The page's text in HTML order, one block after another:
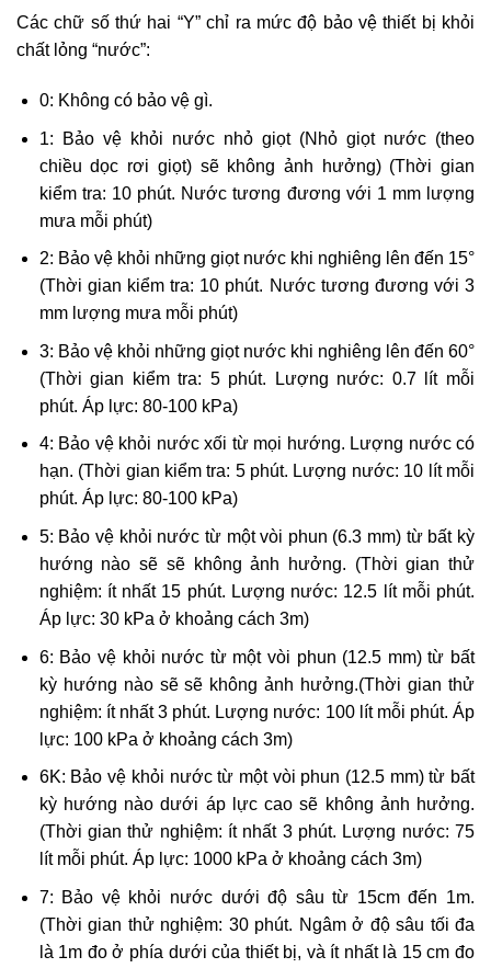
Các chữ số thứ hai “Y” chỉ ra mức độ bảo vệ thiết bị khỏi
chất lỏng “nước”:
0: Không có bảo vệ gì.
1: Bảo vệ khỏi nước nhỏ giọt (Nhỏ giọt nước (theo
chiều dọc rơi giọt) sẽ không ảnh hưởng) (Thời gian
kiểm tra: 10 phút. Nước tương đương với 1 mm lượng
mưa mỗi phút)
2: Bảo vệ khỏi những giọt nước khi nghiêng lên đến 15°
(Thời gian kiểm tra: 10 phút. Nước tương đương với 3
mm lượng mưa mỗi phút)
3: Bảo vệ khỏi những giọt nước khi nghiêng lên đến 60°
(Thời gian kiểm tra: 5 phút. Lượng nước: 0.7 lít mỗi
phút. Áp lực: 80-100 kPa)
4: Bảo vệ khỏi nước xối từ mọi hướng. Lượng nước có
hạn. (Thời gian kiểm tra: 5 phút. Lượng nước: 10 lít mỗi
phút. Áp lực: 80-100 kPa)
5: Bảo vệ khỏi nước từ một vòi phun (6.3 mm) từ bất kỳ
hướng nào sẽ sẽ không ảnh hưởng. (Thời gian thử
nghiệm: ít nhất 15 phút. Lượng nước: 12.5 lít mỗi phút.
Áp lực: 30 kPa ở khoảng cách 3m)
6: Bảo vệ khỏi nước từ một vòi phun (12.5 mm) từ bất
kỳ hướng nào sẽ sẽ không ảnh hưởng.(Thời gian thử
nghiệm: ít nhất 3 phút. Lượng nước: 100 lít mỗi phút. Áp
lực: 100 kPa ở khoảng cách 3m)
6K: Bảo vệ khỏi nước từ một vòi phun (12.5 mm) từ bất
kỳ hướng nào dưới áp lực cao sẽ không ảnh hưởng.
(Thời gian thử nghiệm: ít nhất 3 phút. Lượng nước: 75
lít mỗi phút. Áp lực: 1000 kPa ở khoảng cách 3m)
7: Bảo vệ khỏi nước dưới độ sâu từ 15cm đến 1m.
(Thời gian thử nghiệm: 30 phút. Ngâm ở độ sâu tối đa
là 1m đo ở phía dưới của thiết bị, và ít nhất là 15 cm đo